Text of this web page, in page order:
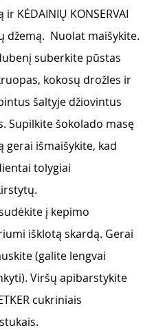
ir KĖDAINIŲ KONSERVAI
džemą.  Nuolat maišykite.
suberkite pūstas
kokosų drožles ir
šaltyje džiovintus
Supilkite šokolado masę
gerai išmaišykite, kad
tolygiai
į kepimo
išklotą skardą. Gerai
(galite lengvai
Viršų apibarstykite
cukriniais